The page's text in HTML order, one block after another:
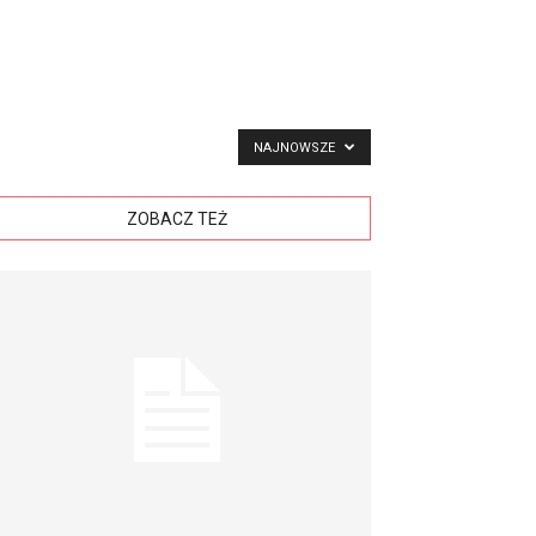
NAJNOWSZE
ZOBACZ TEŻ